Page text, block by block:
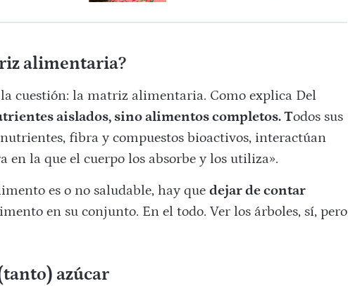
alimentaria?
cuestión: la matriz alimentaria. Como explica Del
aislados, sino alimentos completos. Todos sus
fibra y compuestos bioactivos, interactúan
en la que el cuerpo los absorbe y los utiliza».
es o no saludable, hay que dejar de contar
en su conjunto. En el todo. Ver los árboles, sí, pero
azúcar